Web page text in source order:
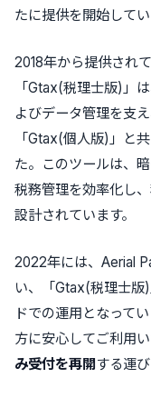
たに提供を開始してい
2018年から提供され
「Gtax(税理士版)」
よびデータ管理を支
「Gtax(個人版)」と
た。このツールは、
税務管理を効率化し
設計されています。
2022年には、Aerial
い、「Gtax(税理士版
ドでの運用となって
方に安心してご利用
み受付を再開 する運